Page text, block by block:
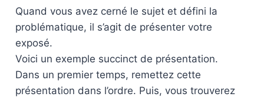
Quand vous avez cerné le sujet et défini la
problématique, il s’agit de présenter votre
exposé.
Voici un exemple succinct de présentation.
Dans un premier temps, remettez cette
présentation dans l’ordre. Puis, vous trouverez